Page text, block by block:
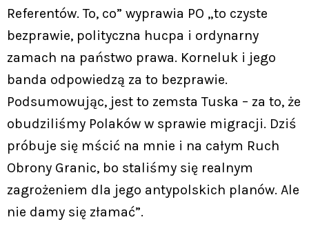
Referentów. To, co” wyprawia PO „to czyste
bezprawie, polityczna hucpa i ordynarny
zamach na państwo prawa. Korneluk i jego
banda odpowiedzą za to bezprawie.
Podsumowując, jest to zemsta Tuska – za to, że
obudziliśmy Polaków w sprawie migracji. Dziś
próbuje się mścić na mnie i na całym Ruch
Obrony Granic, bo staliśmy się realnym
zagrożeniem dla jego antypolskich planów. Ale
nie damy się złamać”.